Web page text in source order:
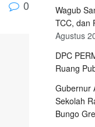
0
Wagub
TCC, dan
Agustus
DPC
Ruang
Gubernur
Sekolah
Bungo